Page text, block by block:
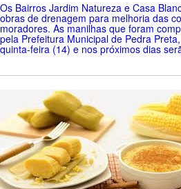
Os Bairros Jardim Natureza e Casa
obras de drenagem para melhoria das
moradores. As manilhas que foram
pela Prefeitura Municipal de Pedra
quinta-feira (14) e nos próximos dias